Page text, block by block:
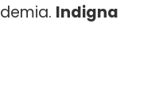
Indigna